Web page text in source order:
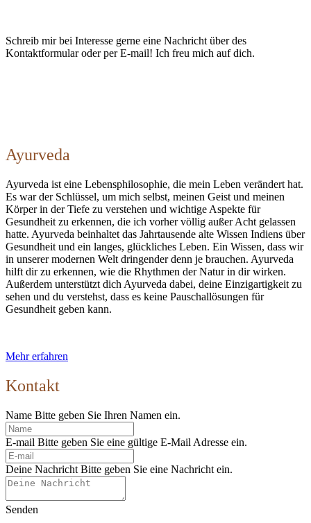
Schreib mir bei Interesse gerne eine Nachricht über des
Kontaktformular oder per E-mail! Ich freu mich auf dich.
Ayurveda
Ayurveda ist eine Lebensphilosophie, die mein Leben verändert hat.
Es war der Schlüssel, um mich selbst, meinen Geist und meinen
Körper in der Tiefe zu verstehen und wichtige Aspekte für
Gesundheit zu erkennen, die ich vorher völlig außer Acht gelassen
hatte. Ayurveda beinhaltet das Jahrtausende alte Wissen Indiens über
Gesundheit und ein langes, glückliches Leben. Ein Wissen, dass wir
in unserer modernen Welt dringender denn je brauchen. Ayurveda
hilft dir zu erkennen, wie die Rhythmen der Natur in dir wirken.
Außerdem unterstützt dich Ayurveda dabei, deine Einzigartigkeit zu
sehen und du verstehst, dass es keine Pauschallösungen für
Gesundheit geben kann.
Mehr erfahren
Kontakt
Name Bitte geben Sie Ihren Namen ein.
E-mail Bitte geben Sie eine gültige E-Mail Adresse ein.
Deine Nachricht Bitte geben Sie eine Nachricht ein.
Senden